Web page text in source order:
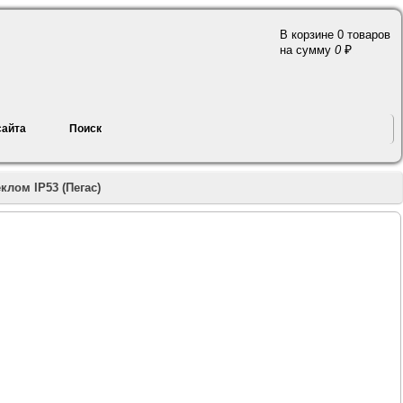
В корзине 0 товаров
на сумму 0
Поиск
IP53 (Пегас)